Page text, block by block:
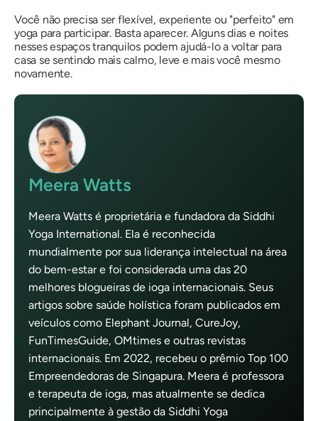
Você não precisa ser flexível, experiente ou "perfeito" em
yoga para participar. Basta aparecer. Alguns dias e noites
nesses espaços tranquilos podem ajudá-lo a voltar para
casa se sentindo mais calmo, leve e mais você mesmo
novamente.
Meera Watts
Meera Watts é proprietária e fundadora da Siddhi
Yoga International. Ela é reconhecida
mundialmente por sua liderança intelectual na área
do bem-estar e foi considerada uma das 20
melhores blogueiras de ioga internacionais. Seus
artigos sobre saúde holística foram publicados em
veículos como Elephant Journal, CureJoy,
FunTimesGuide, OMtimes e outras revistas
internacionais. Em 2022, recebeu o prêmio Top 100
Empreendedoras de Singapura. Meera é professora
e terapeuta de ioga, mas atualmente se dedica
principalmente à gestão da Siddhi Yoga